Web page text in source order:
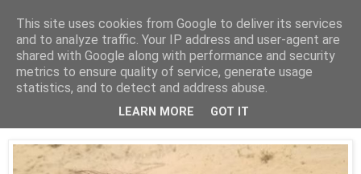
10 lipca 2014
Piaski pustyni....
This site uses cookies from Google to deliver its services
and to analyze traffic. Your IP address and user-agent are
shared with Google along with performance and security
metrics to ensure quality of service, generate usage
statistics, and to detect and address abuse.
LEARN MORE GOT IT